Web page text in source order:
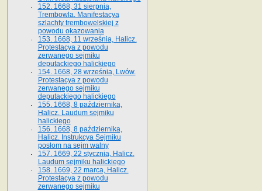
152. 1668, 31 sierpnia,
Trembowla. Manifestacya
szlachty trembowelskiej z
powodu okazowania
153. 1668, 11 września, Halicz.
Protestacya z powodu
zerwanego sejmiku
deputackiego halickiego
154. 1668, 28 września, Lwów.
Protestacya z powodu
zerwanego sejmiku
deputackiego halickiego
155. 1668, 8 października,
Halicz. Laudum sejmiku
halickiego
156. 1668, 8 października,
Halicz. Instrukcya Sejmiku
posłom na sejm walny
157. 1669, 22 stycznia, Halicz.
Laudum sejmiku halickiego
158. 1669, 22 marca, Halicz.
Protestacya z powodu
zerwanego sejmiku